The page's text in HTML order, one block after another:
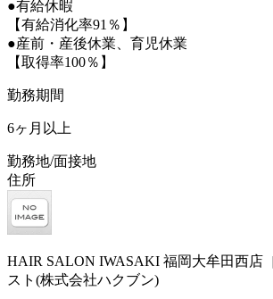
●有給休暇
【有給消化率91％】
●産前・産後休業、育児休業
【取得率100％】
勤務期間
6ヶ月以上
勤務地/面接地
住所
HAIR SALON IWASAKI 福岡大牟田西店
スト(株式会社ハクブン)